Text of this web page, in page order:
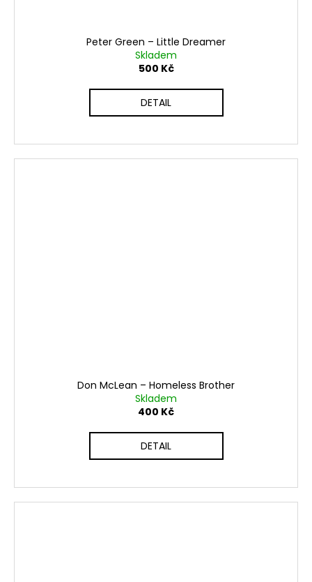
Peter Green ‎– Little Dreamer
Skladem
500 Kč
DETAIL
Don McLean – Homeless Brother
Skladem
400 Kč
DETAIL